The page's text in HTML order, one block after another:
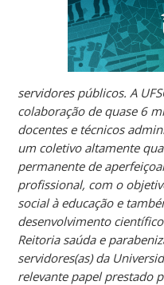
servidores públicos. A
colaboração de quase 6
docentes e técnicos
um coletivo altamente
permanente de
profissional, com o
social à educação e
desenvolvimento
Reitoria saúda e
servidores(as) da
relevante papel prestado